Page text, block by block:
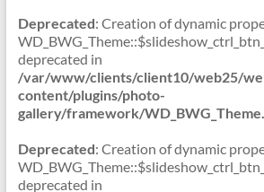
Deprecated: Creation of dynamic
deprecated in
/var/www/clients/client10/web25/
content/plugins/photo-
gallery/framework/
Deprecated: Creation of dynamic
deprecated in